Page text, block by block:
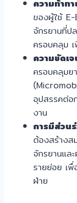
ความท้าท
ของผู้ใช้
จักรยานที่ป
ครอบคลุม เ
ความชัดเ
ครอบคลุมย
อุปสรรคต่อ
งาน
การมีส่วน
ต้องสร้างส
จักรยานแล
รายย่อย เ
ฝ่าย